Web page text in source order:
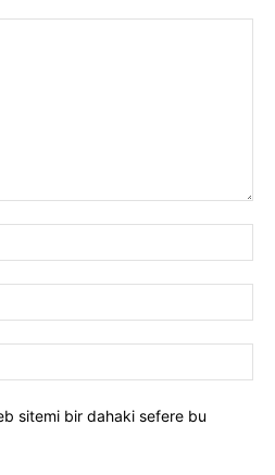
sitemi bir dahaki sefere bu